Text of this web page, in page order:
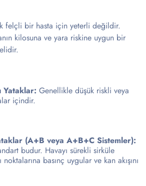
felçli bir hasta için yeterli değildir.
kilosuna ve yara riskine uygun bir
Yataklar: Genellikle düşük riskli veya
içindir.
(A+B veya A+B+C Sistemler):
budur. Havayı sürekli sirküle
basınç uygular ve kan akışını